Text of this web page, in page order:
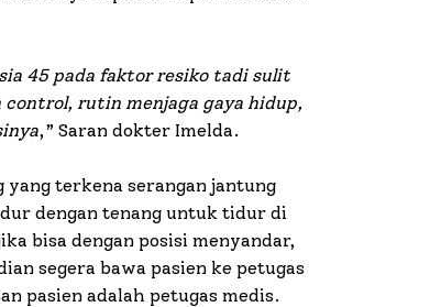
45 pada faktor resiko tadi sulit
rutin menjaga gaya hidup,
,” Saran dokter Imelda.
terkena serangan jantung
dengan tenang untuk tidur di
bisa dengan posisi menyandar,
segera bawa pasien ke petugas
pasien adalah petugas medis.